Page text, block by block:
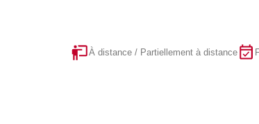
À distance / Partiellement à distance